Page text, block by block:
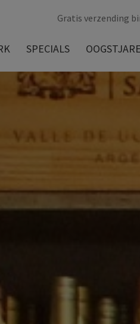
Gratis verzending
SPECIALS